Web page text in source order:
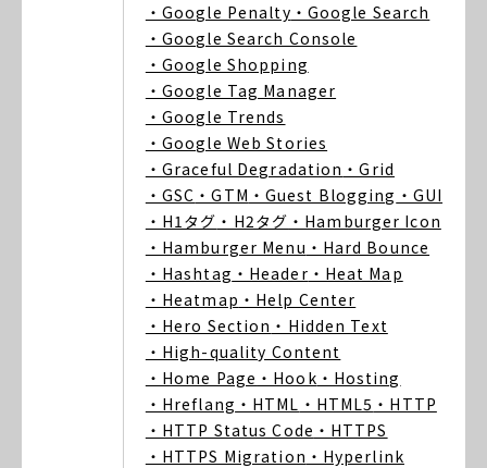
・Google Penalty ・Google Search
・Google Search Console
・Google Shopping
・Google Tag Manager
・Google Trends
・Google Web Stories
・Graceful Degradation ・Grid
・GSC ・GTM ・Guest Blogging ・GUI
・H1タグ ・H2タグ ・Hamburger Icon
・Hamburger Menu ・Hard Bounce
・Hashtag ・Header ・Heat Map
・Heatmap ・Help Center
・Hero Section ・Hidden Text
・High-quality Content
・Home Page ・Hook ・Hosting
・Hreflang ・HTML ・HTML5 ・HTTP
・HTTP Status Code ・HTTPS
・HTTPS Migration ・Hyperlink